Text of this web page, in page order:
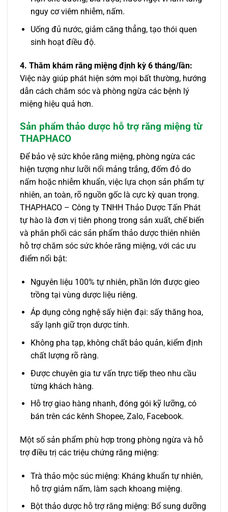
nguy cơ viêm nhiễm, nấm.
Uống đủ nước, giảm căng thẳng, tạo thói quen
sinh hoạt điều độ.
4. Thăm khám răng miệng định kỳ 6 tháng/lần:
Việc này giúp phát hiện sớm mọi bất thường, hướng
dẫn cách chăm sóc và phòng ngừa các bệnh lý
miệng hiệu quả hơn.
Sản phẩm thảo dược hỗ trợ răng miệng từ
THAPHACO
Để bảo vệ sức khỏe răng miệng, phòng ngừa các
hiện tượng như lưỡi nổi mảng trắng, đốm đỏ do
nấm hoặc nhiễm khuẩn, việc lựa chọn sản phẩm tự
nhiên, an toàn, rõ nguồn gốc là cực kỳ quan trọng.
THAPHACO – Công ty TNHH Thảo Dược Tấn Phát
tự hào là đơn vị tiên phong trong sản xuất, chế biến
và phân phối các sản phẩm thảo dược thiên nhiên
hỗ trợ chăm sóc sức khỏe răng miệng, với các ưu
điểm nổi bật:
Nguyên liệu 100% tự nhiên, phần lớn được gieo
trồng tại vùng dược liệu riêng.
Áp dụng công nghệ sấy hiện đại: sấy thăng hoa,
sấy lạnh giữ trọn dược tính.
Không pha tạp, không chất bảo quản, kiểm định
chất lượng rõ ràng.
Được chuyên gia tư vấn trực tiếp theo nhu cầu
từng khách hàng.
Hỗ trợ giao hàng nhanh, đóng gói kỹ lưỡng, có
bán trên các kênh Shopee, Zalo, Facebook.
Một số sản phẩm phù hợp trong phòng ngừa và hỗ
trợ điều trị các triệu chứng răng miệng:
Trà thảo mộc súc miệng: Kháng khuẩn tự nhiên,
hỗ trợ giảm nấm, làm sạch khoang miệng.
Bột thảo dược hỗ trợ răng miệng: Bổ sung dưỡng